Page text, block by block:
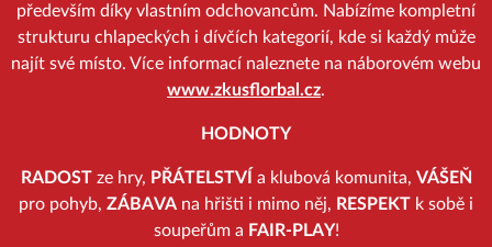
především díky vlastním odchovancům. Nabízíme kompletní
strukturu chlapeckých i dívčích kategorií, kde si každý může
najít své místo. Více informací naleznete na náborovém webu
www.zkusflorbal.cz.
HODNOTY
RADOSTze hry, PŘÁTELSTVÍ a klubová komunita, VÁŠEŇ
pro pohyb, ZÁBAVA na hřišti i mimo něj, RESPEKT k sobě i
soupeřům a FAIR-PLAY!